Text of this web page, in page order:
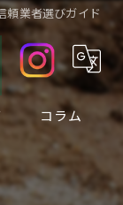
頼業者選びガイド
コラム